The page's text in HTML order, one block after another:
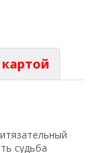
судьба